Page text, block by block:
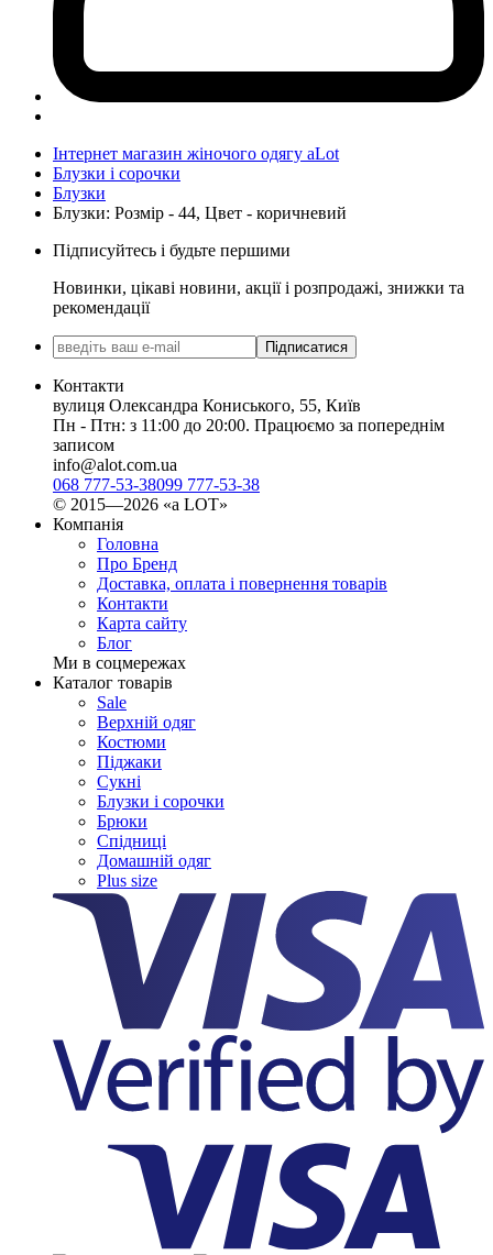
Інтернет магазин жіночого одягу aLot
Блузки і сорочки
Блузки
Блузки: Розмір - 44, Цвет - коричневий
Підписуйтесь і будьте першими
Новинки, цікаві новини, акції і розпродажі, знижки та
рекомендації
Підписатися
Контакти
вулиця Олександра Кониського, 55, Київ
Пн - Птн: з 11:00 до 20:00. Працюємо за попереднім
записом
info@alot.com.ua
068 777-53-38099 777-53-38
© 2015—2026 «а LOT»
Компанія
Головна
Про Бренд
Доставка, оплата і повернення товарів
Контакти
Карта сайту
Блог
Ми в соцмережах
Каталог товарів
Sale
Верхній одяг
Костюми
Піджаки
Сукні
Блузки і сорочки
Брюки
Спідниці
Домашній одяг
Plus size